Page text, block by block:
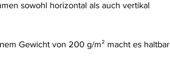
sowohl horizontal als auch vertikal
Gewicht von 200 g/m² macht es haltbar